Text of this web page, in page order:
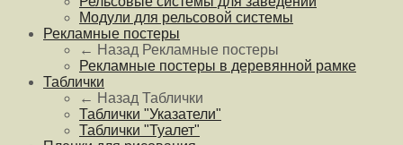
Модули для рельсовой системы
Рекламные постеры
← Назад Рекламные постеры
Рекламные постеры в деревянной рамке
Таблички
← Назад Таблички
Таблички "Указатели"
Таблички "Туалет"